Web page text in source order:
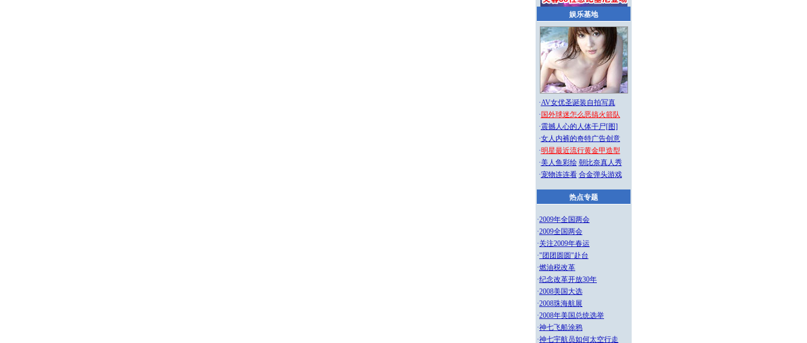
娱乐基地
·AV女优圣诞装自拍写真
· 国外球迷怎么恶搞火箭队
·震撼人心的人体干尸[图]
·女人内裤的奇特广告创意
·明星最近流行黄金甲造型
·美人鱼彩绘 朝比奈真人秀
·宠物连连看 合金弹头游戏
热点专题
·2009年全国两会
·2009全国两会
·关注2009年春运
·"团团圆圆"赴台
·燃油税改革
·纪念改革开放30年
·2008美国大选
·2008珠海航展
·2008年美国总统选举
·神七飞船涂鸦
·神七宇航员如何太空行走